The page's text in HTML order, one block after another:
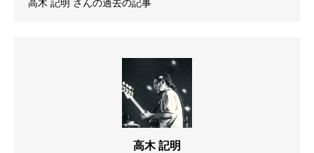
高木 記明 さんの過去の記事
高木 記明